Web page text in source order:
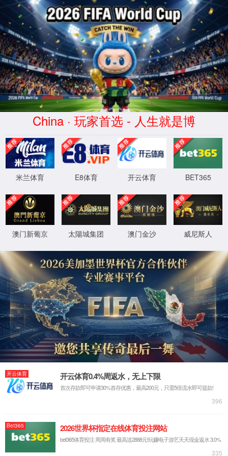
南宫ng·28相信品牌力量
服务器错误
404 - 找不到文件或目录。
您要查找的资源可能已被删除，已更改名称或者暂时不可用。